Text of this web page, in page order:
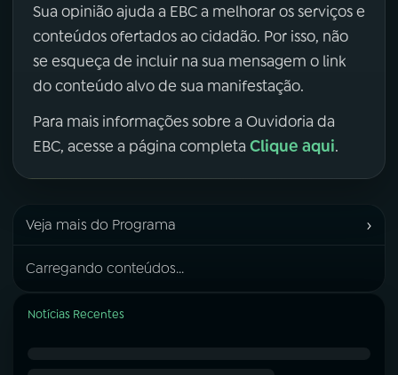
Sua opinião ajuda a EBC a melhorar os serviços e
conteúdos ofertados ao cidadão. Por isso, não
se esqueça de incluir na sua mensagem o link
do conteúdo alvo de sua manifestação.
Para mais informações sobre a Ouvidoria da
EBC, acesse a página completa Clique aqui.
Veja mais do Programa ›
Carregando conteúdos...
Notícias Recentes